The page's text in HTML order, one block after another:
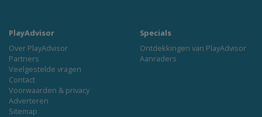
PlayAdvisor
Over PlayAdvisor
Partners
Veelgestelde vragen
Contact
Voorwaarden & privacy
Adverteren
Sitemap
Specials
Ontdekkingen van PlayAdvisor
Aanraders